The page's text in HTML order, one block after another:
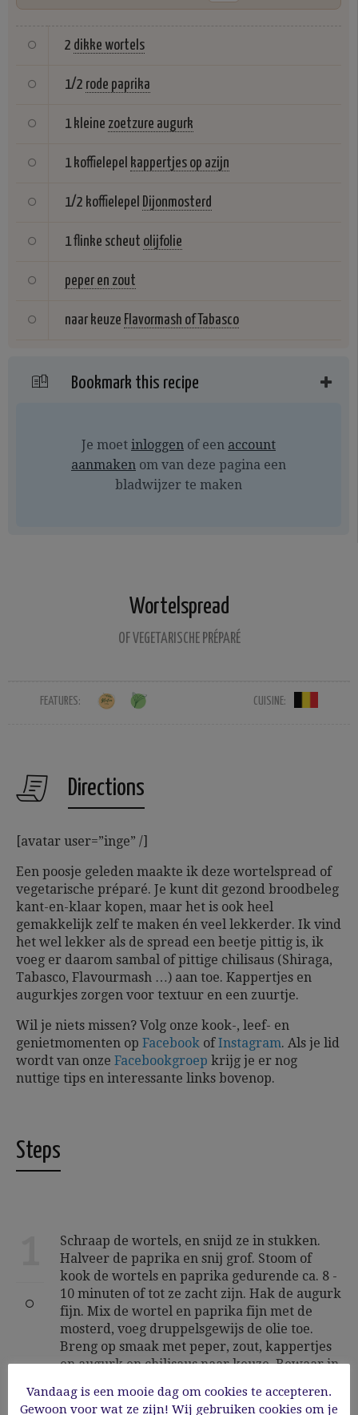
2 dikke wortels
1/2 rode paprika
1 kleine zoetzure augurk
1 koffielepel kappertjes op azijn
1/2 koffielepel Dijonmosterd
1 flinke scheut olijfolie
peper en zout
naar keuze Flavormash of Tabasco
Bookmark this recipe
Je moet inloggen of een account
aanmaken om van deze pagina een
bladwijzer te maken
Wortelspread
OF VEGETARISCHE PRÉPARÉ
FEATURES: CUISINE:
Directions
[avatar user=”inge” /]
Een poosje geleden maakte ik deze wortelspread of
vegetarische préparé. Je kunt dit gezond broodbeleg
kant-en-klaar kopen, maar het is ook heel
gemakkelijk zelf te maken én veel lekkerder. Ik vind
het wel lekker als de spread een beetje pittig is, ik
voeg er daarom sambal of pittige chilisaus (Shiraga,
Tabasco, Flavourmash …) aan toe. Kappertjes en
augurkjes zorgen voor textuur en een zuurtje.
Wil je niets missen? Volg onze kook-, leef- en
genietmomenten op Facebook ofInstagram. Als je lid
wordt van onze Facebookgroep krijg je er nog
nuttige tips en interessante links bovenop.
Steps
Schraap de wortels, en snijd ze in stukken.
Halveer de paprika en snij grof. Stoom of
kook de wortels en paprika gedurende ca. 8 -
10 minuten of tot ze zacht zijn. Hak de augurk
fijn. Mix de wortel en paprika fijn met de
mosterd, voeg druppelsgewijs de olie toe.
Breng op smaak met peper, zout, kappertjes
en augurk en chilisaus naar keuze. Bewaar in
Vandaag is een mooie dag om cookies te accepteren.
Gewoon voor wat ze zijn! Wij gebruiken cookies om je